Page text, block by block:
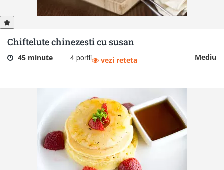
Chiftelute chinezesti cu susan
45 minute 4 portii Mediu
vezi reteta